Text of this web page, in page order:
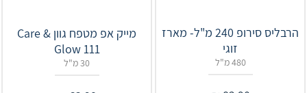
הרבליס סירופ 240 מ"ל- מארז
זוגי
480 מ"ל
מייק אפ מטפח גוון Care &
Glow 111
30 מ"ל